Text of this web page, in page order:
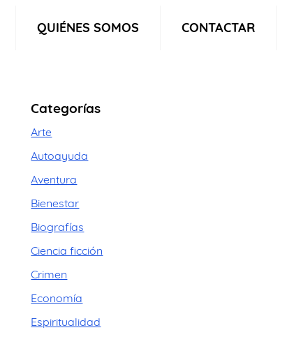
QUIÉNES SOMOS CONTACTAR
Categorías
Arte
Autoayuda
Aventura
Bienestar
Biografías
Ciencia ficción
Crimen
Economía
Espiritualidad